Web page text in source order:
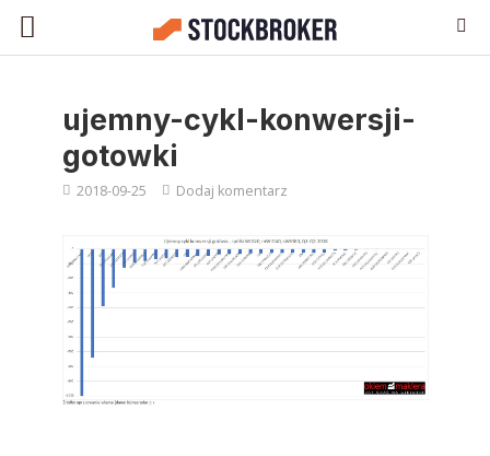
ujemny-cykl-konwersji-
gotowki
2018-09-25 Dodaj komentarz